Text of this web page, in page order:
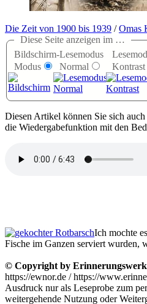
Die Zeit von 1900 bis 1939 /Omas
Diese Seite anzeigen im …
Bildschirm-
Modus
Lesemodus
Normal
Kontrast
Diesen Artikel können Sie sich auch
die Wiedergabefunktion mit den
Ich mochte
Fische im Ganzen serviert wurden,
© Copyright by
https://ewnor.de / https://
Ausdruck nur als Leseprobe zum
weitergehende Nutzung oder